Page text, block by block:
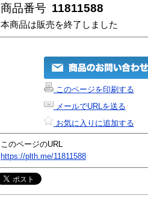
商品番号 11811588
本商品は販売を終了しました
このページを印刷する
メールでURLを送る
お気に入りに追加する
このページのURL
https://plth.me/11811588